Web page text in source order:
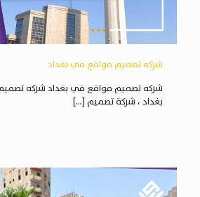
شركه تصميم مواقع في بغداد
شركه تصميم مواقع في بغداد شركه
بغداد ، شركة تصميم[…]